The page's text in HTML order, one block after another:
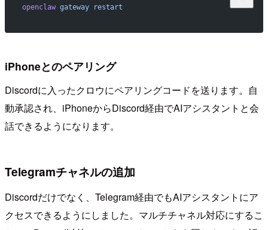
openclaw gateway restart
iPhoneとのペアリング
Discordに入ったクロウにペアリングコードを送ります。自
動承認され、iPhoneからDiscord経由でAIアシスタントと会
話できるようになります。
Telegramチャネルの追加
Discordだけでなく、Telegram経由でもAIアシスタントにア
クセスできるようにしました。マルチチャネル対応にするこ